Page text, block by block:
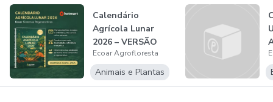
Calendário
Agrícola Lunar
2026 – VERSÃO
DIGITAL (PDF)
Ecoar Agrofloresta
Animais e Plantas